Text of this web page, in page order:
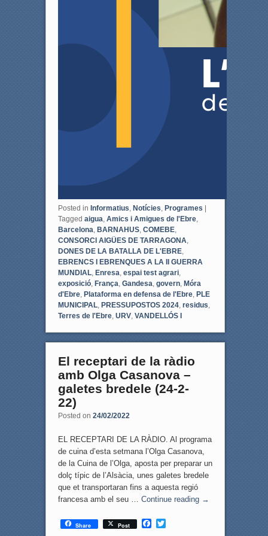
Posted in Informatius Notícies Programes |
Tagged aigua Amics i Amigues de l'Ebre,
Barcelona BARNAHUS, COMEBE,
CONSORCI AIGÜES DE TARRAGONA
DONES DE LA BATALLA DE L'EBRE,
EBRENCS I EBRENQUES A LA II GUERRA
MUNDIAL, Enresa espai test agrari,
exposició, França Gandesa govern, Móra
d'Ebre, Plataforma en defensa de l'Ebre, PLE
MUNICIPAL, PRESSUPOSTOS 2024, residus
Terres de l'Ebre, URV, VANDELLÓS I
El receptari de la ràdio
amb Olga Casanova –
galetes bredele (24-2-
22)
Posted on 24/02/2022
EL RECEPTARI DE LA RÀDIO. Al programa
de cuina d’esta setmana l’Olga Casanova,
de la Cuina de l’Olga, aposta per preparar un
dolç típic de l’Alsàcia, unes galetes bredele
que et transportaran fins a aquesta regió
francesa amb el seu … Continue reading →
Share Post
F
T